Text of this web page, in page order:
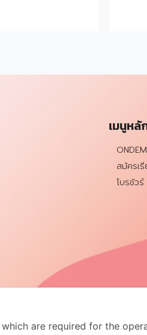
เมนูหลั
สมัครเ
โบรชัวร์
which are required for the